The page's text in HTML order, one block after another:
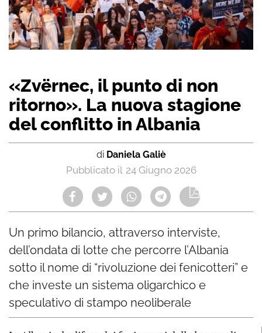
«Zvërnec, il punto di non
ritorno». La nuova stagione
del conflitto in Albania
di Daniela Galiè
24 Giugno 2026
Un primo bilancio, attraverso interviste,
dell’ondata di lotte che percorre l’Albania
sotto il nome di “rivoluzione dei fenicotteri” e
che investe un sistema oligarchico e
speculativo di stampo neoliberale